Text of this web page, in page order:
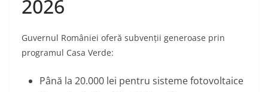
2026
Guvernul României oferă subvenții generoase prin
programul Casa Verde:
Până la 20.000 lei pentru sisteme fotovoltaice